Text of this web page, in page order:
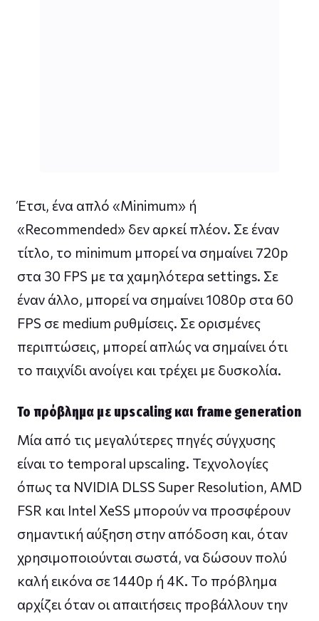
Έτσι, ένα απλό «Minimum» ή
«Recommended» δεν αρκεί πλέον. Σε έναν
τίτλο, το minimum μπορεί να σημαίνει 720p
στα 30 FPS με τα χαμηλότερα settings. Σε
έναν άλλο, μπορεί να σημαίνει 1080p στα 60
FPS σε medium ρυθμίσεις. Σε ορισμένες
περιπτώσεις, μπορεί απλώς να σημαίνει ότι
το παιχνίδι ανοίγει και τρέχει με δυσκολία.
Το πρόβλημα με upscaling και frame generation
Μία από τις μεγαλύτερες πηγές σύγχυσης
είναι το temporal upscaling. Τεχνολογίες
όπως τα NVIDIA DLSS Super Resolution, AMD
FSR και Intel XeSS μπορούν να προσφέρουν
σημαντική αύξηση στην απόδοση και, όταν
χρησιμοποιούνται σωστά, να δώσουν πολύ
καλή εικόνα σε 1440p ή 4K. Το πρόβλημα
αρχίζει όταν οι απαιτήσεις προβάλλουν την